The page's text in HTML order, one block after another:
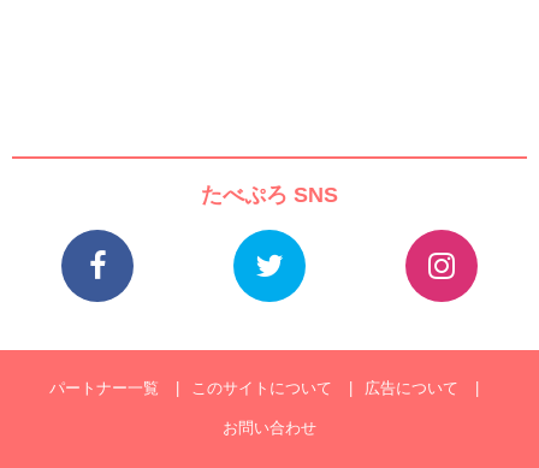
たべぷろ SNS
パートナー一覧 このサイトについて 広告について
お問い合わせ